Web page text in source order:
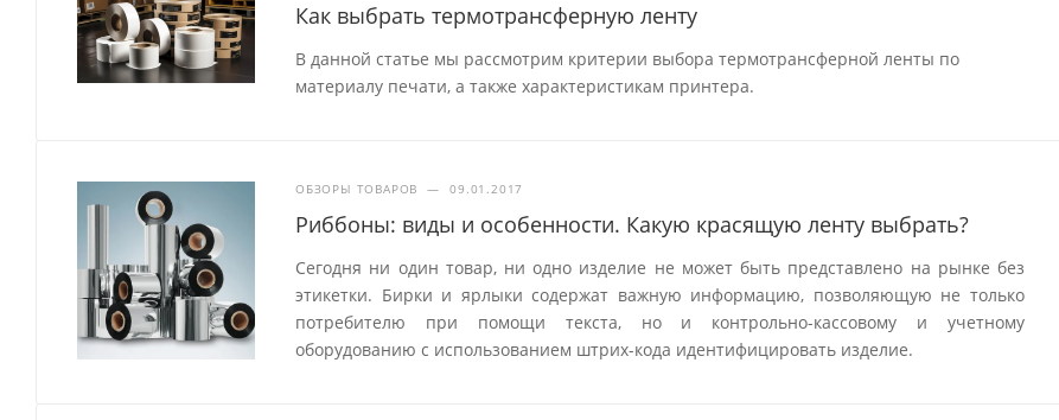
Как выбрать термотрансферную ленту
В данной статье мы рассмотрим критерии выбора термотрансферной ленты по
материалу печати, а также характеристикам принтера.
ОБЗОРЫ ТОВАРОВ — 09.01.2017
Риббоны: виды и особенности. Какую красящую ленту выбрать?
Сегодня ни один товар, ни одно изделие не может быть представлено на рынке без
этикетки. Бирки и ярлыки содержат важную информацию, позволяющую не только
потребителю при помощи текста, но и контрольно-кассовому и учетному
оборудованию с использованием штрих-кода идентифицировать изделие.